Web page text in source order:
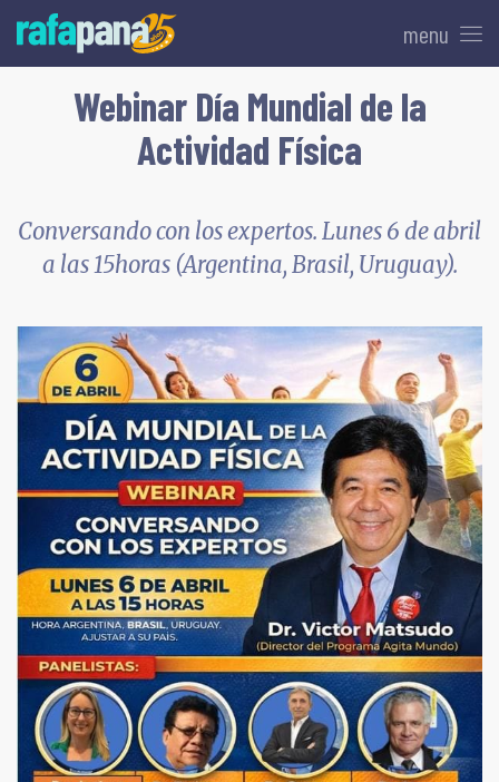
menu
Webinar Día Mundial de la
Actividad Física
Conversando con los expertos. Lunes 6 de abril
a las 15horas (Argentina, Brasil, Uruguay).